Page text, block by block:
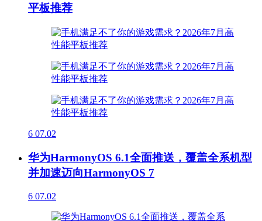
平板推荐
6 07.02
华为HarmonyOS 6.1全面推送，覆盖全系机型
并加速迈向HarmonyOS 7
6 07.02